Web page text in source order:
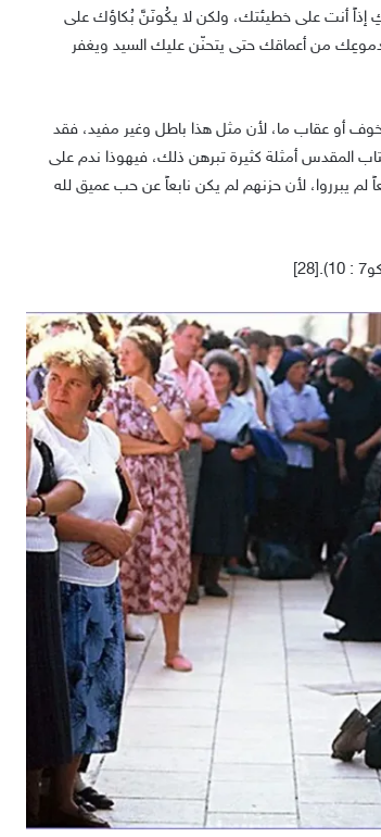
إذاً أنت على خطيئتك، ولكن لا يكُونَنَّ بُكاؤك على
من أعماقك حتى يتحنّن عليك السيد ويغفر
خوف أو عقاب ما، لأن مثل هذا باطل وغير مفيد، فقد
المقدس أمثلة كثيرة تبرهن ذلك، فيهوذا ندم على
يبرروا، لأن حزنهم لم يكن نابعاً عن حب عميق لله